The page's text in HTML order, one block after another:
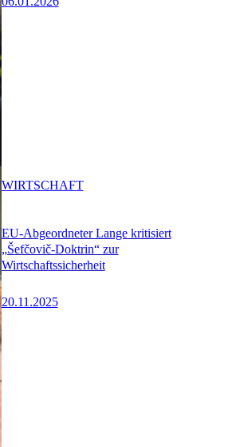
EU-Abgeordneter Lange kritisiert
„Šefčovič-Doktrin“ zur
Wirtschaftssicherheit
20.11.2025
WIRTSCHAFT